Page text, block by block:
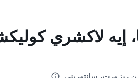
إيه لاكشري